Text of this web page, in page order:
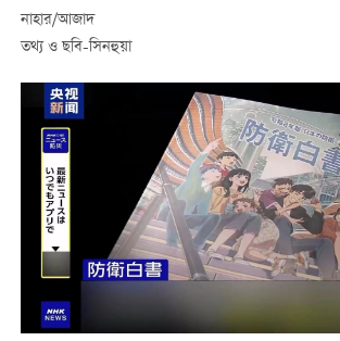
নাহার/আজাদ
তথ্য ও ছবি-সিনহুয়া